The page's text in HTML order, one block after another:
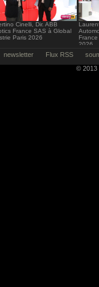
Cinelli, Dir. ABB
France SAS à Global
Paris 2026
2026
newsletter Flux RSS
© 2013